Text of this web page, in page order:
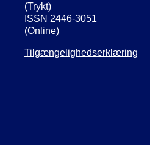
(Trykt)
ISSN 2446-3051
(Online)
Tilgængelighedserklæring